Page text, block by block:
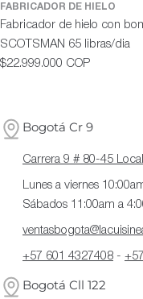
FABRICADOR DE HIELO
Fabricador de hielo con
SCOTSMAN 65 libras/dia
Precio
$22.999.000 COP
Bogotá Cr 9
Carrera 9 # 80-45
Lunes a viernes
Sábados 11:00am a
+57 601 4327408 -
Bogotá Cll 122